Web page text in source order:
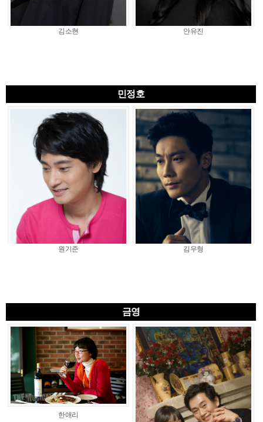
김소현 안유진
민정호
원기준 김우형
금영
한애리